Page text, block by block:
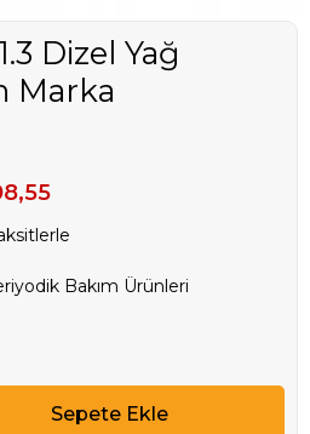
Dizel Yağ
Marka
Bakım Ürünleri